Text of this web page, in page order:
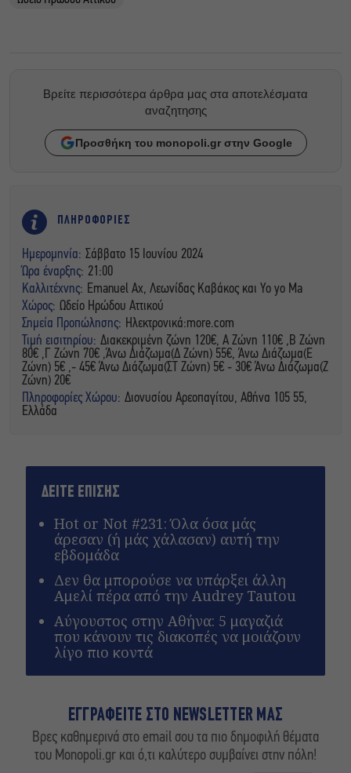
Βρείτε περισσότερα άρθρα μας στα αποτελέσματα
αναζητησης
Προσθήκη του monopoli.gr στην Google
ΠΛΗΡΟΦΟΡΙΕΣ
Ημερομηνία: Σάββατο 15 Ιουνίου 2024
Ώρα έναρξης: 21:00
Καλλιτέχνης: Emanuel Ax, Λεωνίδας Καβάκος και Yo yo Ma
Χώρος: Ωδείο Ηρώδου Αττικού
Σημεία Προπώλησης: Ηλεκτρονικά:more.com
Τιμή εισιτηρίου: Διακεκριμένη ζώνη 120€, Α Ζώνη 110€ ,Β Ζώνη
80€ ,Γ Ζώνη 70€ ,Άνω Διάζωμα(Δ Ζώνη) 55€, Άνω Διάζωμα(Ε
Ζώνη) 5€ ,- 45€ Άνω Διάζωμα(ΣΤ Ζώνη) 5€ - 30€ Άνω Διάζωμα(Ζ
Ζώνη) 20€
Πληροφορίες Χώρου: Διονυσίου Αρεοπαγίτου, Αθήνα 105 55,
Ελλάδα
ΔΕΙΤΕ ΕΠΙΣΗΣ
Hot or Not #231: Όλα όσα μάς
άρεσαν (ή μάς χάλασαν) αυτή την
εβδομάδα
Δεν θα μπορούσε να υπάρξει άλλη
Αμελί πέρα από την Audrey Tautou
Αύγουστος στην Αθήνα: 5 μαγαζιά
που κάνουν τις διακοπές να μοιάζουν
λίγο πιο κοντά
ΕΓΓΡΑΦΕΙΤΕ ΣΤΟ NEWSLETTER ΜΑΣ
Βρες καθημερινά στο email σου τα πιο δημοφιλή θέματα
του Monopoli.gr και ό,τι καλύτερο συμβαίνει στην πόλη!